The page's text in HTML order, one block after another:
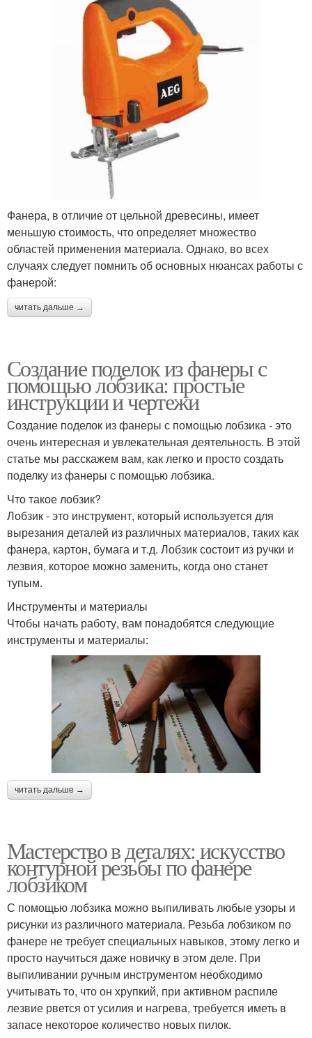
Фанера, в отличие от цельной древесины, имеет
меньшую стоимость, что определяет множество
областей применения материала. Однако, во всех
случаях следует помнить об основных нюансах работы с
фанерой:
читать дальше →
Создание поделок из фанеры с
помощью лобзика: простые
инструкции и чертежи
Создание поделок из фанеры с помощью лобзика - это
очень интересная и увлекательная деятельность. В этой
статье мы расскажем вам, как легко и просто создать
поделку из фанеры с помощью лобзика.
Что такое лобзик?
Лобзик - это инструмент, который используется для
вырезания деталей из различных материалов, таких как
фанера, картон, бумага и т.д. Лобзик состоит из ручки и
лезвия, которое можно заменить, когда оно станет
тупым.
Инструменты и материалы
Чтобы начать работу, вам понадобятся следующие
инструменты и материалы:
читать дальше →
Мастерство в деталях: искусство
контурной резьбы по фанере
лобзиком
С помощью лобзика можно выпиливать любые узоры и
рисунки из различного материала. Резьба лобзиком по
фанере не требует специальных навыков, этому легко и
просто научиться даже новичку в этом деле. При
выпиливании ручным инструментом необходимо
учитывать то, что он хрупкий, при активном распиле
лезвие рвется от усилия и нагрева, требуется иметь в
запасе некоторое количество новых пилок.